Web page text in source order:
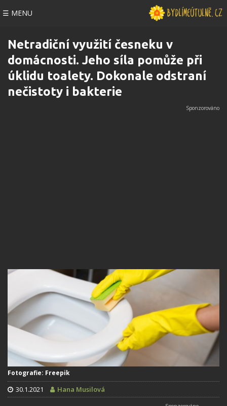
☰ MENU
Netradiční využití česneku v
domácnosti. Jeho síla pomůže při
úklidu toalety. Dokonale odstraní
nečistoty i bakterie
Fotografie: Freepik
30.1.2021 Hana Musilová